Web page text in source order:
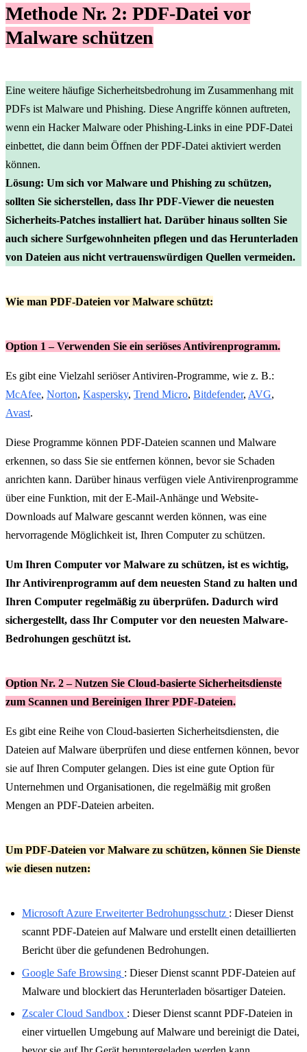
Methode Nr. 2: PDF-Datei vor
Malware schützen
Eine weitere häufige Sicherheitsbedrohung im Zusammenhang mit
PDFs ist Malware und Phishing. Diese Angriffe können auftreten,
wenn ein Hacker Malware oder Phishing-Links in eine PDF-Datei
einbettet, die dann beim Öffnen der PDF-Datei aktiviert werden
können.
Lösung: Um sich vor Malware und Phishing zu schützen,
sollten Sie sicherstellen, dass Ihr PDF-Viewer die neuesten
Sicherheits-Patches installiert hat. Darüber hinaus sollten Sie
auch sichere Surfgewohnheiten pflegen und das Herunterladen
von Dateien aus nicht vertrauenswürdigen Quellen vermeiden.
Wie man PDF-Dateien vor Malware schützt:
Option 1 – Verwenden Sie ein seriöses Antivirenprogramm.
Es gibt eine Vielzahl seriöser Antiviren-Programme, wie z. B.:
McAfee, Norton, Kaspersky, Trend Micro, Bitdefender, AVG,
Avast.
Diese Programme können PDF-Dateien scannen und Malware
erkennen, so dass Sie sie entfernen können, bevor sie Schaden
anrichten kann. Darüber hinaus verfügen viele Antivirenprogramme
über eine Funktion, mit der E-Mail-Anhänge und Website-
Downloads auf Malware gescannt werden können, was eine
hervorragende Möglichkeit ist, Ihren Computer zu schützen.
Um Ihren Computer vor Malware zu schützen, ist es wichtig,
Ihr Antivirenprogramm auf dem neuesten Stand zu halten und
Ihren Computer regelmäßig zu überprüfen. Dadurch wird
sichergestellt, dass Ihr Computer vor den neuesten Malware-
Bedrohungen geschützt ist.
Option Nr. 2 – Nutzen Sie Cloud-basierte Sicherheitsdienste
zum Scannen und Bereinigen Ihrer PDF-Dateien.
Es gibt eine Reihe von Cloud-basierten Sicherheitsdiensten, die
Dateien auf Malware überprüfen und diese entfernen können, bevor
sie auf Ihren Computer gelangen. Dies ist eine gute Option für
Unternehmen und Organisationen, die regelmäßig mit großen
Mengen an PDF-Dateien arbeiten.
Um PDF-Dateien vor Malware zu schützen, können Sie Dienste
wie diesen nutzen:
Microsoft Azure Erweiterter Bedrohungsschutz : Dieser Dienst
scannt PDF-Dateien auf Malware und erstellt einen detaillierten
Bericht über die gefundenen Bedrohungen.
Google Safe Browsing : Dieser Dienst scannt PDF-Dateien auf
Malware und blockiert das Herunterladen bösartiger Dateien.
Zscaler Cloud Sandbox : Dieser Dienst scannt PDF-Dateien in
einer virtuellen Umgebung auf Malware und bereinigt die Datei,